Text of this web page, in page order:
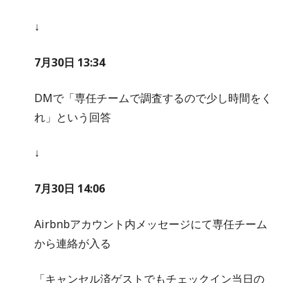
↓
7月30日 13:34
DMで「専任チームで調査するので少し時間をく
れ」という回答
↓
7月30日 14:06
Airbnbアカウント内メッセージにて専任チーム
から連絡が入る
「キャンセル済ゲストでもチェックイン当日の